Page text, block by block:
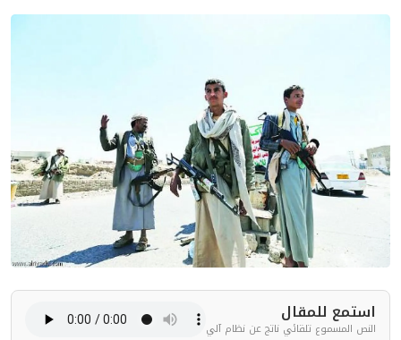
استمع للمقال
النص المسموع تلقائي ناتج عن نظام آلي